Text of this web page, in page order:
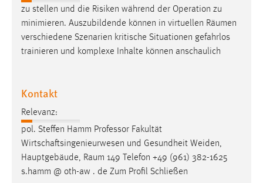
zu stellen und die Risiken während der Operation zu
minimieren. Auszubildende können in virtuellen Räumen
verschiedene Szenarien kritische Situationen gefahrlos
trainieren und komplexe Inhalte können anschaulich
Kontakt
Relevanz:
pol. Steffen Hamm Professor Fakultät
Wirtschaftsingenieurwesen und Gesundheit Weiden,
Hauptgebäude, Raum 149 Telefon +49 (961) 382-1625
s.hamm @ oth-aw . de Zum Profil Schließen